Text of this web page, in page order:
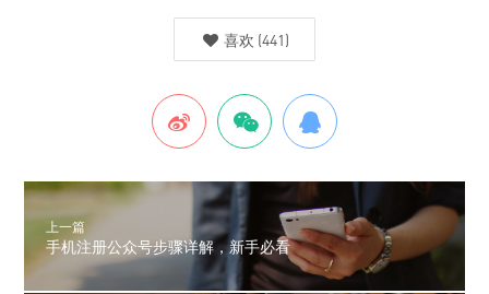
喜欢 (441)
上一篇
手机注册公众号步骤详解，新手必看